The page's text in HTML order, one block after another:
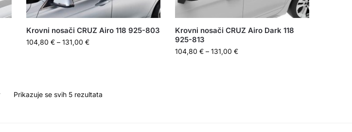
Krovni nosači CRUZ Airo 118 925-803
104,80 € – 131,00 €
Krovni nosači CRUZ Airo Dark 118
925-813
104,80€ – 131,00€
Prikazuje se svih 5 rezultata